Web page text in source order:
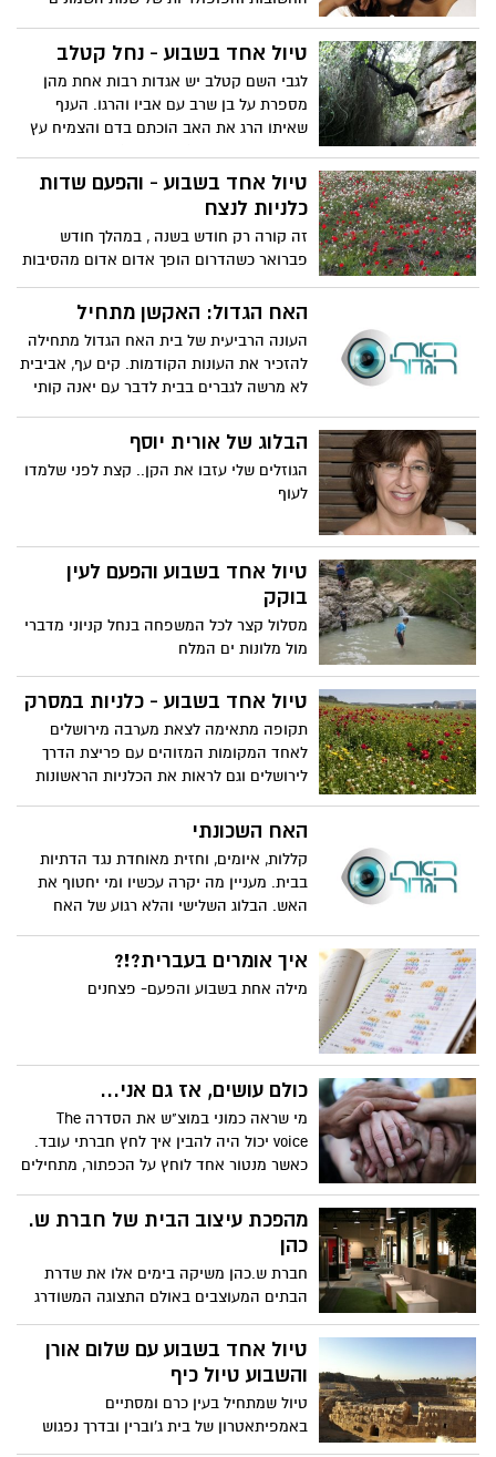
- דיווה של ממש! עם אחד הקולות הכי חזקים
וגדולים בעולם המוזיקה השחורה ובכלל
טיול אחד בשבוע - נחל קטלב
לגבי השם קטלב יש אגדות רבות אחת מהן
מספרת על בן שרב עם אביו והרגו. הענף
שאיתו הרג את האב הוכתם בדם והצמיח עץ
טיול אחד בשבוע - והפעם שדות
כלניות לנצח
זה קורה רק חודש בשנה , במהלך חודש
פברואר כשהדרום הופך אדום אדום מהסיבות
הטובות והיפות
האח הגדול: האקשן מתחיל
העונה הרביעית של בית האח הגדול מתחילה
להזכיר את העונות הקודמות. קים עף, אביבית
לא מרשה לגברים בבית לדבר עם יאנה קותי
הסיפור? הבלוג של מילן בן דוד חוזר מפגרה
הבלוג של אורית יוסף
הגוזלים שלי עזבו את הקן.. קצת לפני שלמדו
לעוף
טיול אחד בשבוע והפעם לעין
בוקק
מסלול קצר לכל המשפחה בנחל קניוני מדברי
מול מלונות ים המלח
טיול אחד בשבוע - כלניות במסרק
תקופה מתאימה לצאת מערבה מירושלים
לאחד המקומות המזוהים עם פריצת הדרך
לירושלים וגם לראות את הכלניות הראשונות
האח השכונתי
קללות, איומים, וחזית מאוחדת נגד הדתיות
בבית. מעניין מה יקרה עכשיו ומי יחטוף את
האש. הבלוג השלישי והלא רגוע של האח
איך אומרים בעברית?!?
מילה אחת בשבוע והפעם- פצחנים
כולם עושים, אז גם אני...
מי שראה כמוני במוצ"ש את הסדרה The
voice יכול היה להבין איך לחץ חברתי עובד.
כאשר מנטור אחד לוחץ על הכפתור, מתחילים
שאני לא לוחץ על הפעמון? כך מצא עצמו
מהפכת עיצוב הבית של חברת ש.
כהן
חברת ש.כהן משיקה בימים אלו את שדרת
הבתים המעוצבים באולם התצוגה המשודרג
והחדיש שלה
טיול אחד בשבוע עם שלום אורן
והשבוע טיול כיף
טיול שמתחיל בעין כרם ומסתיים
באמפיתאטרון של בית ג'וברין ובדרך נפגוש
שקדיות ורקפות